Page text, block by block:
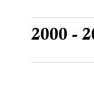
2000 -